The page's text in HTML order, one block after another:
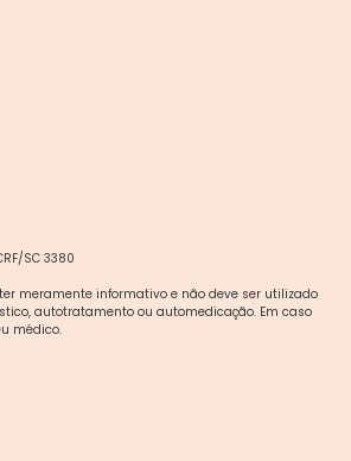
SC 3380
meramente informativo e não deve ser utilizado
autotratamento ou automedicação. Em caso
médico.